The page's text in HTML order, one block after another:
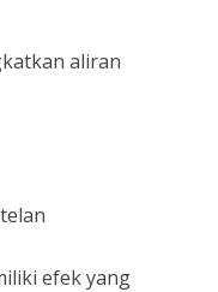
aliran
efek yang